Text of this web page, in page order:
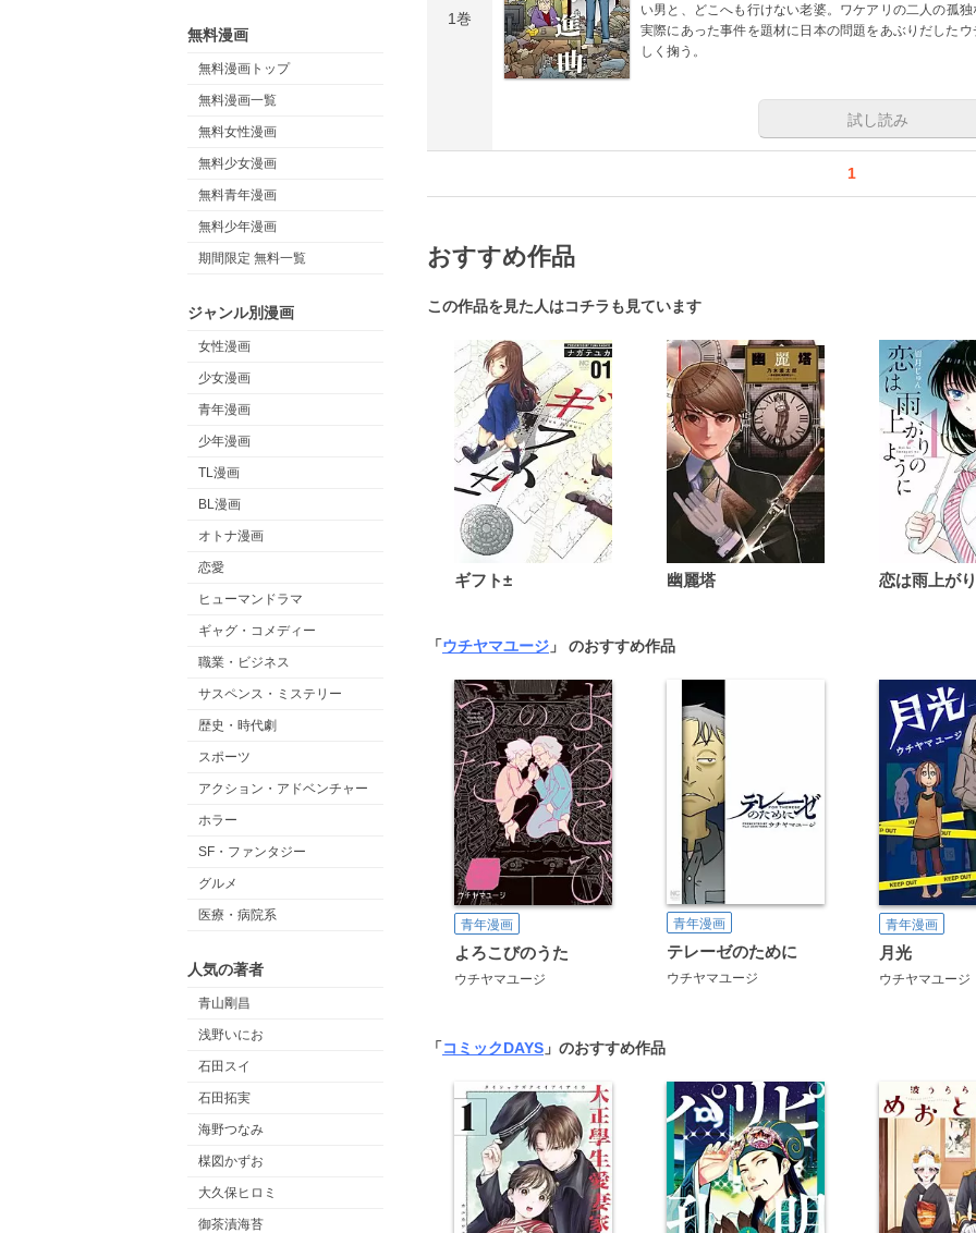
無料漫画
無料漫画トップ
無料漫画一覧
無料女性漫画
無料少女漫画
無料青年漫画
無料少年漫画
期間限定 無料一覧
ジャンル別漫画
女性漫画
少女漫画
青年漫画
少年漫画
TL漫画
BL漫画
オトナ漫画
恋愛
ヒューマンドラマ
ギャグ・コメディー
職業・ビジネス
サスペンス・ミステリー
歴史・時代劇
スポーツ
アクション・アドベンチャー
ホラー
SF・ファンタジー
グルメ
医療・病院系
人気の著者
青山剛昌
浅野いにお
石田スイ
石田拓実
海野つなみ
楳図かずお
大久保ヒロミ
御茶漬海苔
1巻
い男と、どこへも行けない老婆。ワケアリの二人の孤
実際にあった事件を題材に日本の問題をあぶりだした
しく掬う。
試し読み
1
おすすめ作品
この作品を見た人はコチラも見ています
ギフト± 幽麗塔
「ウチヤマユージ 」 のおすすめ作品
青年漫画
よろこびのうた
ウチヤマユージ
青年漫画
テレーゼのために
ウチヤマユージ
青年漫画
月光
ウチヤマユージ
「コミックDAYS 」のおすすめ作品